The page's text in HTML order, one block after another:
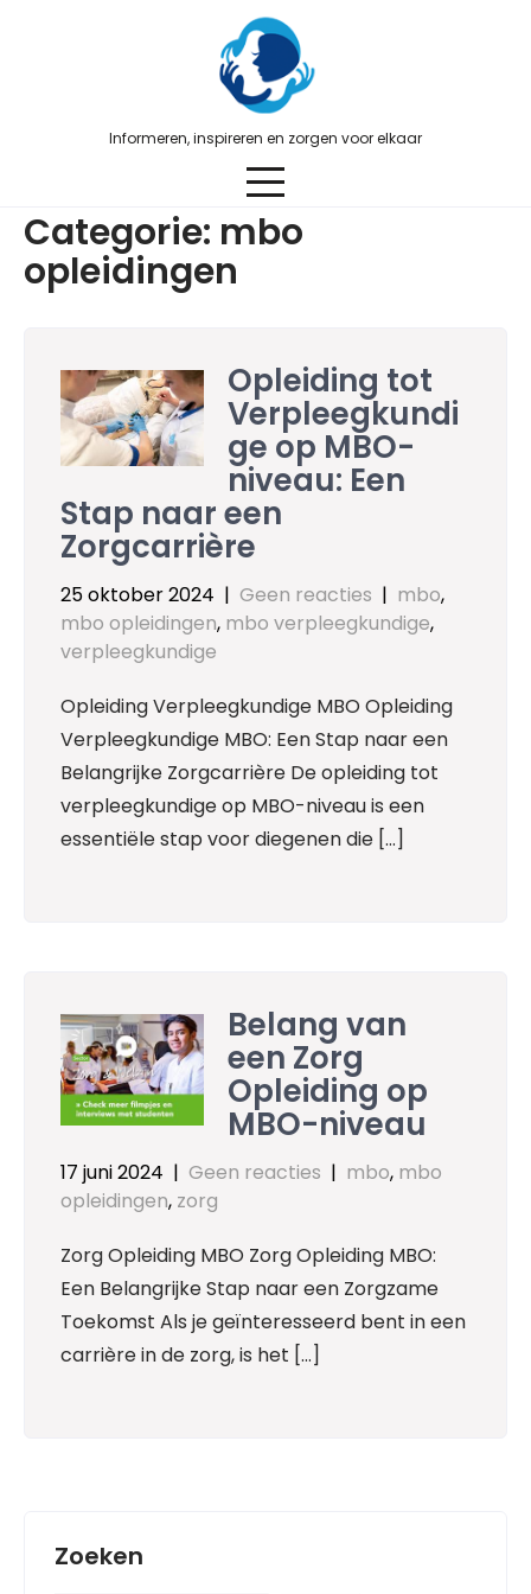
Informeren, inspireren en zorgen voor elkaar
Categorie: mbo
opleidingen
Opleiding tot
Verpleegkundi
ge op MBO-
niveau: Een
Stap naar een
Zorgcarrière
25 oktober 2024 | Geen reacties | mbo,
mbo opleidingen, mbo verpleegkundige,
verpleegkundige
Opleiding Verpleegkundige MBO Opleiding
Verpleegkundige MBO: Een Stap naar een
Belangrijke Zorgcarrière De opleiding tot
verpleegkundige op MBO-niveau is een
essentiële stap voor diegenen die […]
Belang van
een Zorg
Opleiding op
MBO-niveau
17 juni 2024 | Geen reacties | mbo, mbo
opleidingen, zorg
Zorg Opleiding MBO Zorg Opleiding MBO:
Een Belangrijke Stap naar een Zorgzame
Toekomst Als je geïnteresseerd bent in een
carrière in de zorg, is het […]
Zoeken